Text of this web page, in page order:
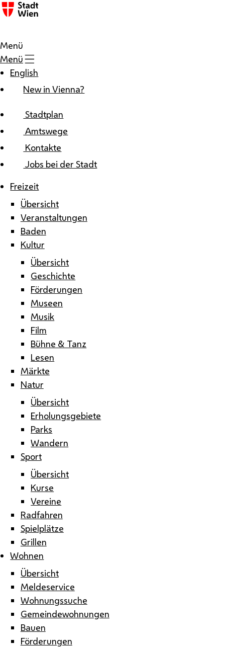
Zum Inhalt
Menü
Menü
English
New in Vienna?
Stadtplan
Amtswege
Kontakte
Jobs bei der Stadt
Freizeit
Übersicht
Veranstaltungen
Baden
Kultur
Übersicht
Geschichte
Förderungen
Museen
Musik
Film
Bühne & Tanz
Lesen
Märkte
Natur
Übersicht
Erholungsgebiete
Parks
Wandern
Sport
Übersicht
Kurse
Vereine
Radfahren
Spielplätze
Grillen
Wohnen
Übersicht
Meldeservice
Wohnungssuche
Gemeindewohnungen
Bauen
Förderungen